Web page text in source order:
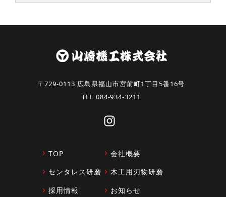
〒729-0113 広島県福山市宮前町1丁目5番16号
TEL 084-934-3211
TOP
会社概要
センタレス研磨
木工用刃物研磨
採用情報
お知らせ